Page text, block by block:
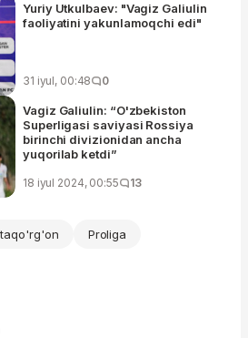
Yuriy Utkulbaev: "Vagiz Galiulin
faoliyatini yakunlamoqchi edi"
31 iyul, 00:48 0
Vagiz Galiulin: “O'zbekiston
Superligasi saviyasi Rossiya
birinchi divizionidan ancha
yuqorilab ketdi”
18 iyul 2024, 00:55 13
Proliga